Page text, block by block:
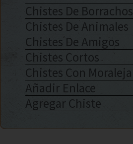
Chistes De Borrachos
Chistes De Animales
Chistes De Amigos
Chistes Cortos
Chistes Con Moraleja
Añadir Enlace
Agregar Chiste